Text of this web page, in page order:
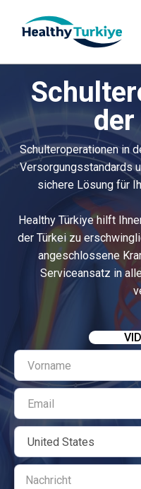
p
o
n
Schulteroperationen in
Versorgungsstandards
sichere Lösung für
Healthy Türkiye hilft
der Türkei zu
angeschlossene
Serviceansatz in